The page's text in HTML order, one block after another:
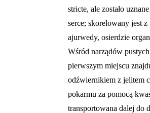
stricte, ale zostało
serce; skorelowany jest
ajurwedy, osierdzie
Wśród narządów
pierwszym miejscu
odźwiernikiem z jelitem
pokarmu za pomocą
transportowana dalej do